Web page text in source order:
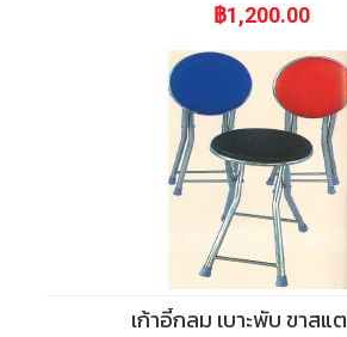
฿1,200.00
เก้าอี้กลม เบาะพับ ขาสแ